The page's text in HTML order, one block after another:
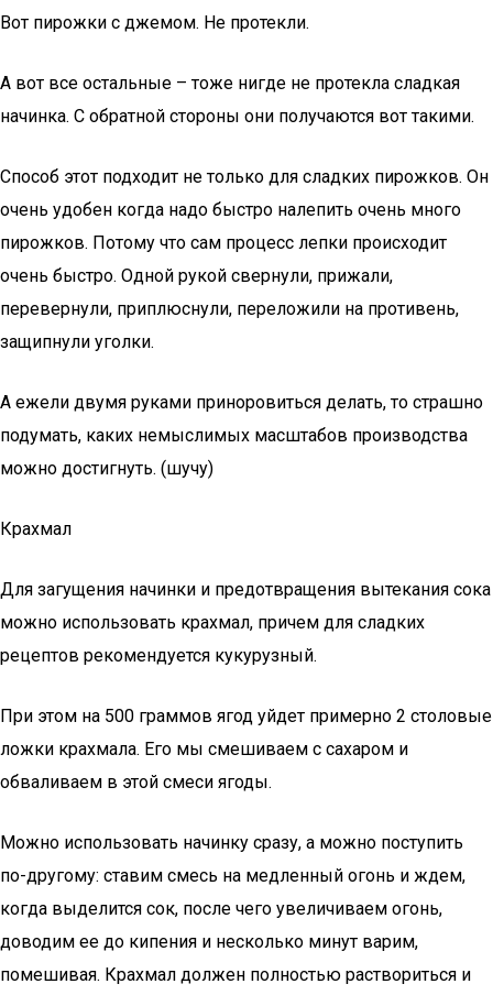
Вот пирожки с джемом. Не протекли.
А вот все остальные – тоже нигде не протекла сладкая
начинка. С обратной стороны они получаются вот такими.
Способ этот подходит не только для сладких пирожков. Он
очень удобен когда надо быстро налепить очень много
пирожков. Потому что сам процесс лепки происходит
очень быстро. Одной рукой свернули, прижали,
перевернули, приплюснули, переложили на противень,
защипнули уголки.
А ежели двумя руками приноровиться делать, то страшно
подумать, каких немыслимых масштабов производства
можно достигнуть. (шучу)
Крахмал
Для загущения начинки и предотвращения вытекания сока
можно использовать крахмал, причем для сладких
рецептов рекомендуется кукурузный.
При этом на 500 граммов ягод уйдет примерно 2 столовые
ложки крахмала. Его мы смешиваем с сахаром и
обваливаем в этой смеси ягоды.
Можно использовать начинку сразу, а можно поступить
по-другому: ставим смесь на медленный огонь и ждем,
когда выделится сок, после чего увеличиваем огонь,
доводим ее до кипения и несколько минут варим,
помешивая. Крахмал должен полностью раствориться и